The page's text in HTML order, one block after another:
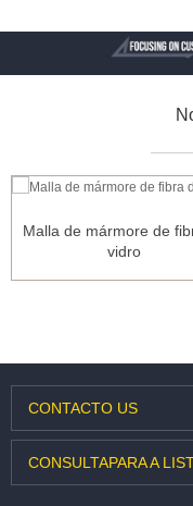
Malla de mármore de
vidro
CONTACTO US
CONSULTAPARA A